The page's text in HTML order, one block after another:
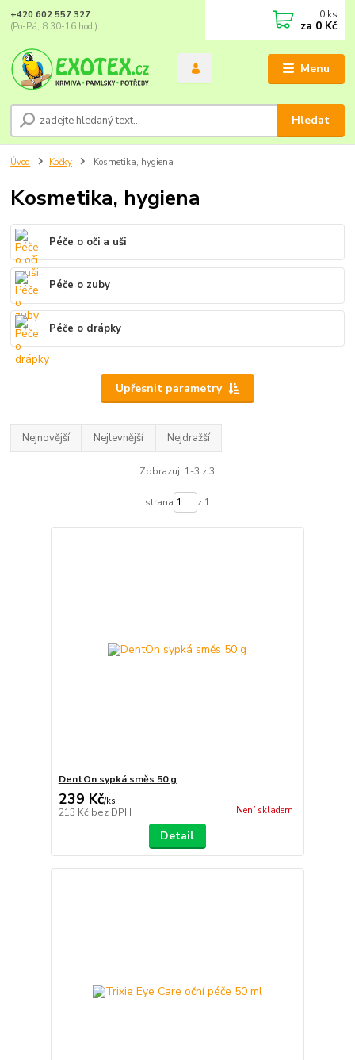
Menu
Hledat
+420 602 557 327
(Po-Pá, 8:30-16 hod.)
0 ks
za 0 Kč
Úvod Kočky Kosmetika, hygiena
Kosmetika, hygiena
Péče o oči a uši
Péče o zuby
Péče o drápky
Upřesnit parametry
Nejnovější Nejlevnější Nejdražší
Zobrazuji 1-3 z 3
strana z 1
DentOn sypká směs 50 g
239 Kč/ks
213 Kč bez DPH Není skladem
Detail